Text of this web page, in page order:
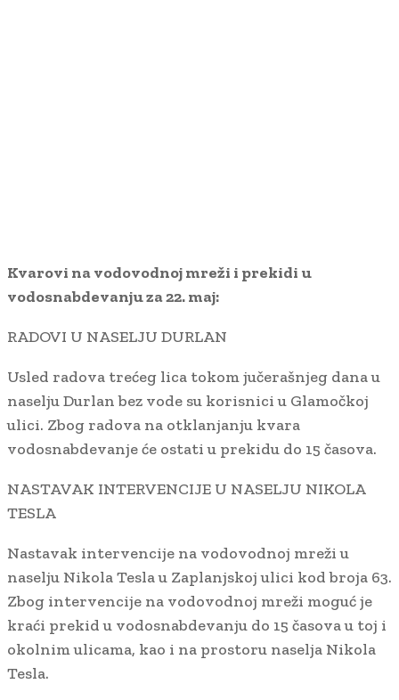
Kvarovi na vodovodnoj mreži i prekidi u
vodosnabdevanju za 22. maj:
RADOVI U NASELJU DURLAN
Usled radova trećeg lica tokom jučerašnjeg dana u
naselju Durlan bez vode su korisnici u Glamočkoj
ulici. Zbog radova na otklanjanju kvara
vodosnabdevanje će ostati u prekidu do 15 časova.
NASTAVAK INTERVENCIJE U NASELJU NIKOLA
TESLA
Nastavak intervencije na vodovodnoj mreži u
naselju Nikola Tesla u Zaplanjskoj ulici kod broja 63.
Zbog intervencije na vodovodnoj mreži moguć je
kraći prekid u vodosnabdevanju do 15 časova u toj i
okolnim ulicama, kao i na prostoru naselja Nikola
Tesla.